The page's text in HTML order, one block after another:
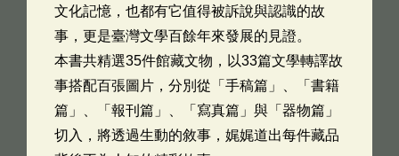
文化記憶，也都有它值得被訴說與認識的故
事，更是臺灣文學百餘年來發展的見證。
本書共精選35件館藏文物，以33篇文學轉譯故
事搭配百張圖片，分別從「手稿篇」、「書籍
篇」、「報刊篇」、「寫真篇」與「器物篇」
切入，將透過生動的敘事，娓娓道出每件藏品